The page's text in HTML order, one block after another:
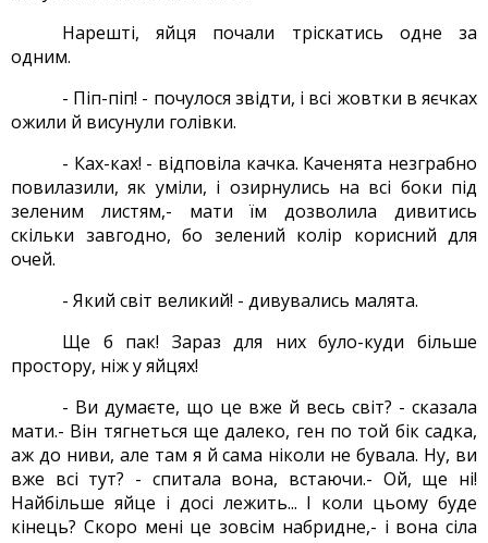
Нарешті, яйця почали тріскатись одне за
одним.
- Піп-піп! - почулося звідти, і всі жовтки в яєчках
ожили й висунули голівки.
- Ках-ках! - відповіла качка. Каченята незграбно
повилазили, як уміли, і озирнулись на всі боки під
зеленим листям,- мати їм дозволила дивитись
скільки завгодно, бо зелений колір корисний для
очей.
- Який світ великий! - дивувались малята.
Ще б пак! Зараз для них було-куди більше
простору, ніж у яйцях!
- Ви думаєте, що це вже й весь світ? - сказала
мати.- Він тягнеться ще далеко, ген по той бік садка,
аж до ниви, але там я й сама ніколи не бувала. Ну, ви
вже всі тут? - спитала вона, встаючи.- Ой, ще ні!
Найбільше яйце і досі лежить... І коли цьому буде
кінець? Скоро мені це зовсім набридне,- і вона сіла